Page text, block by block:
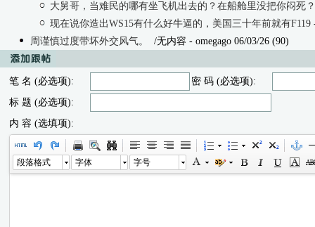
大舅哥，当难民的哪有坐飞机出去的？在船舱里没把你闷死？
现在说你造出WS15有什么好牛逼的，美国三十年前就有F119
周谨慎过度带坏外交风气。
/无内容 - omegago 06/03/26 (90)
笔 名 (必选项):
密 码 (必选项):
标 题 (必选项):
内 容 (选填项):
段落格式 字体 字号